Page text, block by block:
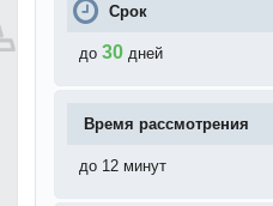
Срок
до 30 дней
Время рассмотрения
до 12 минут